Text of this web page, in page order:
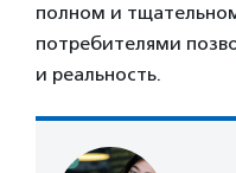
полном и
потребителями
и реальность.